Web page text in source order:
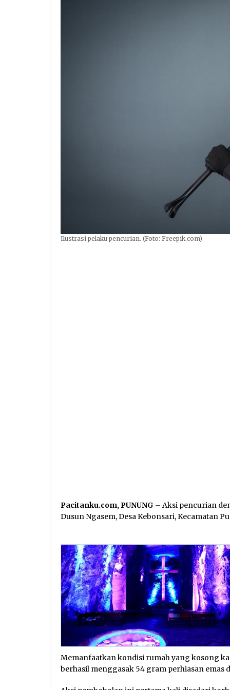
Ilustrasi pelaku pencurian. (Foto: Freepik.com)
Pacitanku.com, PUNUNG – Aksi pencurian
Dusun Ngasem, Desa Kebonsari, Kecamatan
Memanfaatkan kondisi rumah yang kosong
berhasil menggasak 54 gram perhiasan emas